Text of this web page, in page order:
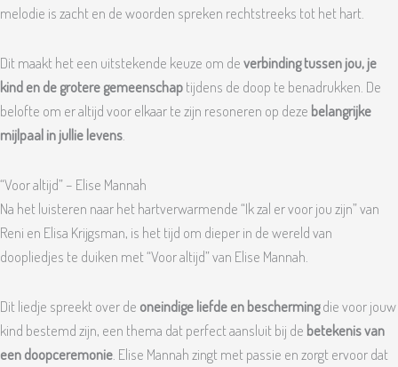
melodie is zacht en de woorden spreken rechtstreeks tot het hart.
Dit maakt het een uitstekende keuze om deverbinding tussen jou, je
kind en de grotere gemeenschaptijdens de doop te benadrukken. De
belofte om er altijd voor elkaar te zijn resoneren op deze belangrijke
mijlpaal in jullie levens
“Voor altijd” – Elise Mannah
Na het luisteren naar het hartverwarmende “Ik zal er voor jou zijn” van
Reni en Elisa Krijgsman, is het tijd om dieper in de wereld van
doopliedjes te duiken met “Voor altijd” van Elise Mannah.
Dit liedje spreekt over de oneindige liefde en beschermingdie voor jouw
kind bestemd zijn, een thema dat perfect aansluit bij de betekenis van
een doopceremonie . Elise Mannah zingt met passie en zorgt ervoor dat